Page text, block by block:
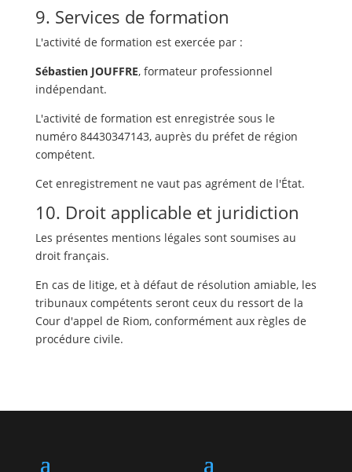
9. Services de formation
L'activité de formation est exercée par :
Sébastien JOUFFRE, formateur professionnel
indépendant.
L'activité de formation est enregistrée sous le
numéro 84430347143, auprès du préfet de région
compétent.
Cet enregistrement ne vaut pas agrément de l'État.
10. Droit applicable et juridiction
Les présentes mentions légales sont soumises au
droit français.
En cas de litige, et à défaut de résolution amiable, les
tribunaux compétents seront ceux du ressort de la
Cour d'appel de Riom, conformément aux règles de
procédure civile.